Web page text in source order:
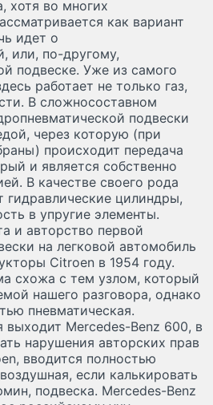
хотя во многих
как вариант
идет о
или, по-другому,
подвеске. Уже из самого
работает не только газ,
В сложносоставном
подвески
через которую (при
происходит передача
и является собственно
В качестве своего рода
гидравлические цилиндры,
в упругие элементы.
и авторство первой
на легковой автомобиль
Citroen в 1954 году.
схожа с тем узлом, который
нашего разговора, однако
пневматическая.
выходит Mercedes-Benz 600, в
нарушения авторских прав
вводится полностью
если калькировать
подвеска. Mercedes-Benz